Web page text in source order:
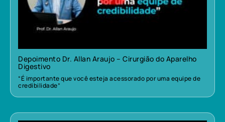
Depoimento Dr. Allan Araujo – Cirurgião do Aparelho
Digestivo
“É importante que você esteja acessorado por uma equipe de
credibilidade”